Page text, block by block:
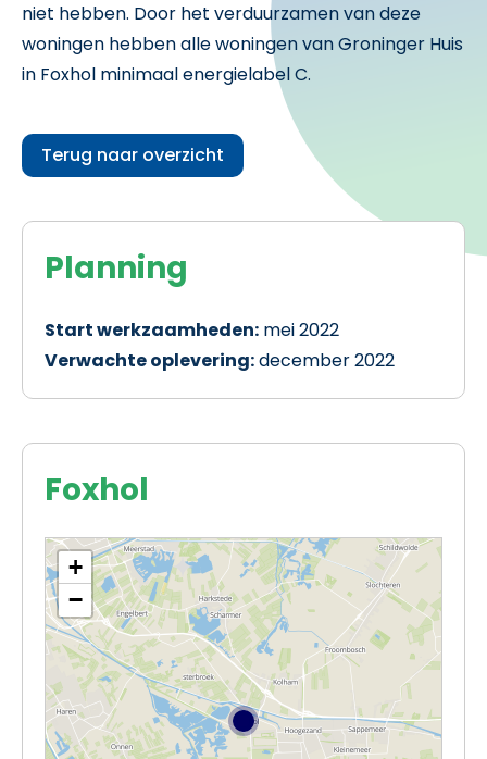
niet hebben. Door het verduurzamen van deze
woningen hebben alle woningen van Groninger Huis
in Foxhol minimaal energielabel C.
Terug naar overzicht
Planning
Start werkzaamheden: mei 2022
Verwachte oplevering:december 2022
Foxhol
+
−